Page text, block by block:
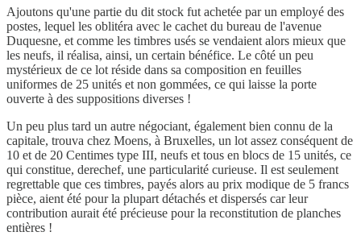
Ajoutons qu'une partie du dit stock fut achetée par un employé des
postes, lequel les oblitéra avec le cachet du bureau de l'avenue
Duquesne, et comme les timbres usés se vendaient alors mieux que
les neufs, il réalisa, ainsi, un certain bénéfice. Le côté un peu
mystérieux de ce lot réside dans sa composition en feuilles
uniformes de 25 unités et non gommées, ce qui laisse la porte
ouverte à des suppositions diverses !
Un peu plus tard un autre négociant, également bien connu de la
capitale, trouva chez Moens, à Bruxelles, un lot assez conséquent de
10 et de 20 Centimes type III, neufs et tous en blocs de 15 unités, ce
qui constitue, derechef, une particularité curieuse. Il est seulement
regrettable que ces timbres, payés alors au prix modique de 5 francs
pièce, aient été pour la plupart détachés et dispersés car leur
contribution aurait été précieuse pour la reconstitution de planches
entières !